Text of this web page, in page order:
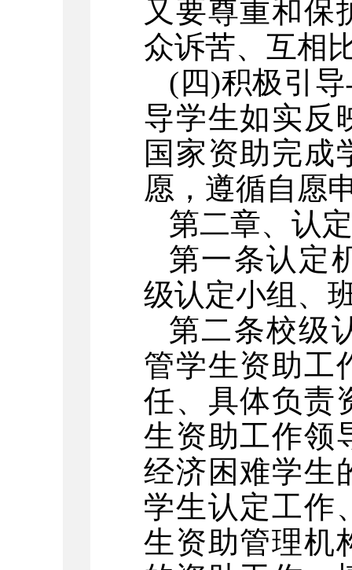
又要尊重和保
众诉苦、互相
(四)积极引
导学生如实反
国家资助完成
愿，遵循自愿
第二章、 认
第一条认定
级认定小组、
第二条校级
管学生资助工
任、具体负责
生资助工作领
经济困难学生
学生认定工作
生资助管理机